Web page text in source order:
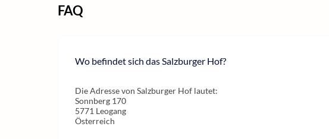
FAQ
Wo befindet sich das Salzburger Hof?
Die Adresse von Salzburger Hof lautet:
Sonnberg 170
5771 Leogang
Österreich